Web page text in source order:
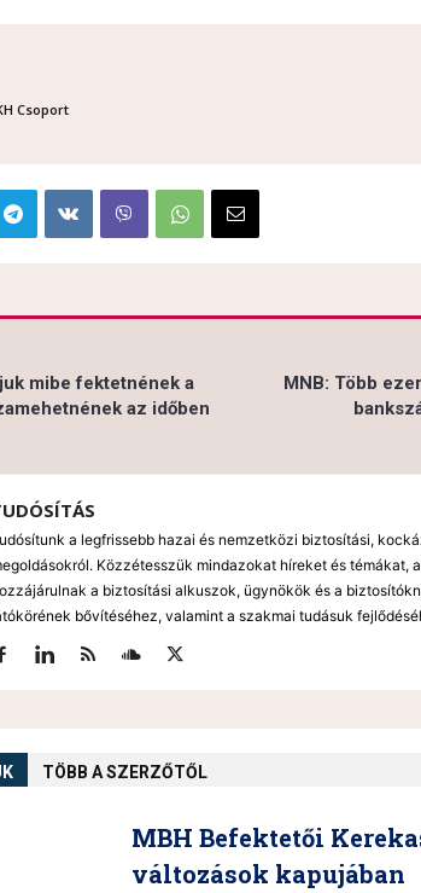
Csoport
mibe fektetnének a
az időben
MNB: Több
a legfrissebb hazai és nemzetközi biztosítási,
Közzétesszük mindazokat híreket és témákat,
a biztosítási alkuszok, ügynökök és a
bővítéséhez, valamint a szakmai tudásuk
TÖBB A SZERZŐTŐL
MBH Befektetői
változások kapujában